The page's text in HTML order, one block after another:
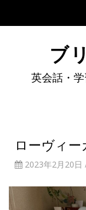
ブ
英会話・
ローヴィー
2023年2月20日